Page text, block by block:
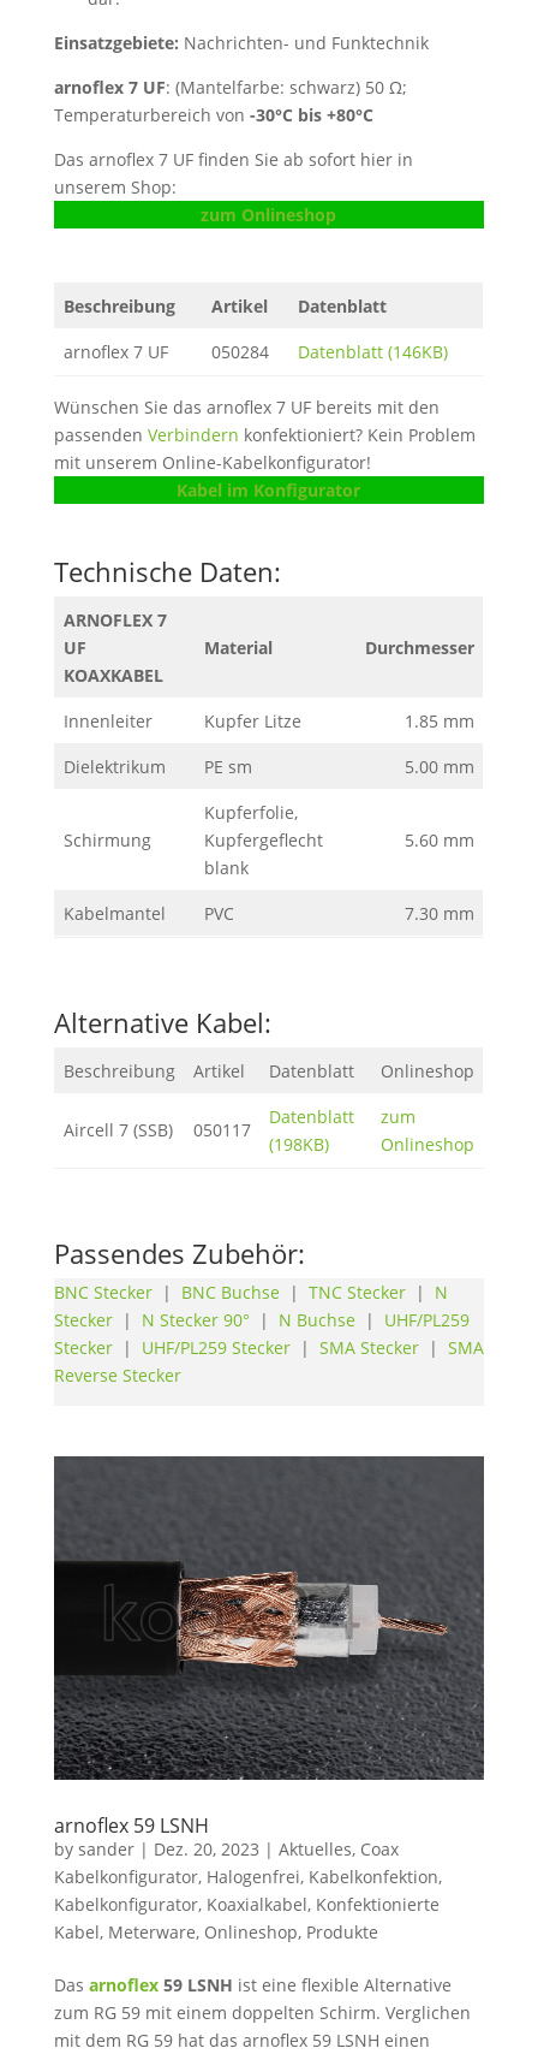
Einsatzgebiete: Nachrichten- und Funktechnik
arnoflex 7 UF: (Mantelfarbe: schwarz) 50 Ω;
Temperaturbereich von -30°C bis +80°C
Das arnoflex 7 UF finden Sie ab sofort hier in
unserem Shop:
zum Onlineshop
Beschreibung Artikel
Datenblatt
arnoflex 7 UF
050284 Datenblatt (146KB)
Wünschen Sie das arnoflex 7 UF bereits mit den
passenden Verbindern konfektioniert? Kein Problem
mit unserem Online-Kabelkonfigurator!
Kabel im Konfigurator
Technische Daten:
ARNOFLEX 7
UF
KOAXKABEL
Material Durchmesser
Innenleiter Kupfer Litze
1.85 mm
Dielektrikum
PE sm 5.00 mm
Schirmung
Kupferfolie,
Kupfergeflecht
blank
5.60 mm
Kabelmantel PVC 7.30 mm
Alternative Kabel:
Beschreibung Artikel Datenblatt Onlineshop
Aircell 7 (SSB) 050117
Datenblatt
(198KB)
zum
Onlineshop
Passendes Zubehör:
BNC Stecker| BNC Buchse | TNC Stecker| N
Stecker| N Stecker 90° | N Buchse | UHF/PL259
Stecker| UHF/PL259 Stecker| SMA Stecker| SMA
Reverse Stecker
arnoflex 59 LSNH
by sander| Dez. 20, 2023 | Aktuelles, Coax
Kabelkonfigurator, Halogenfrei, Kabelkonfektion,
Kabelkonfigurator, Koaxialkabel, Konfektionierte
Kabel, Meterware, Onlineshop, Produkte
Das arnoflex 59 LSNH ist eine flexible Alternative
zum RG 59 mit einem doppelten Schirm. Verglichen
mit dem RG 59 hat das arnoflex 59 LSNH einen